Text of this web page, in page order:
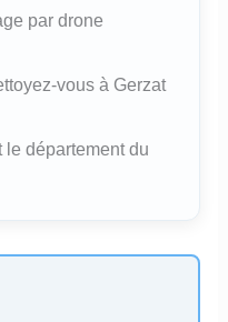
par drone
vous à Gerzat
le département du